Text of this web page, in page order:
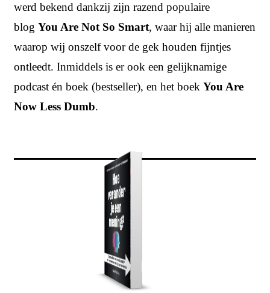
werd bekend dankzij zijn razend populaire
blog You Are Not So Smart, waar hij alle manieren
waarop wij onszelf voor de gek houden fijntjes
ontleedt. Inmiddels is er ook een gelijknamige
podcast én boek (bestseller), en het boek You Are
Now Less Dumb.